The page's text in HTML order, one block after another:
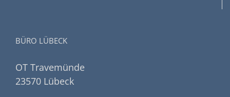
BÜRO LÜBECK
OT Travemünde
23570 Lübeck